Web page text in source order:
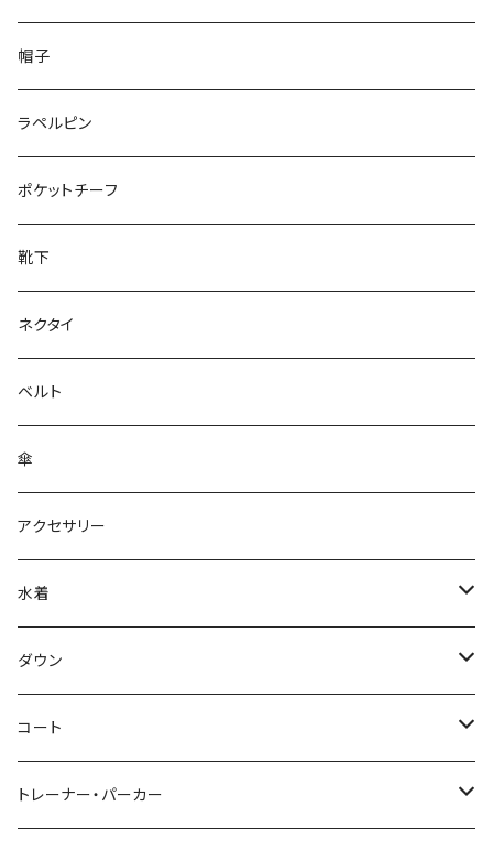
50/XL～
48/L
50/XL～
26cm～
27cm～
28cm～
帽子
ラペルピン
ポケットチーフ
靴下
ネクタイ
ベルト
傘
アクセサリー
水着
～44/S
46/M
48/L
ダウン
～44/S
46/M
コート
～44/S
トレーナー・パーカー